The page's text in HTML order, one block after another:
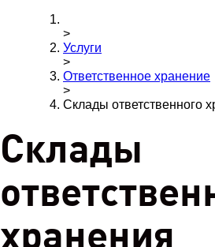
>
Услуги
>
Ответственное хранение
>
Склады ответственного
Склады
хранения